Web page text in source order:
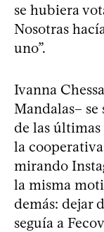
se hubiera
Nosotras
uno”.
Ivanna
Mandalas– se
de las
la
mirando
la misma
demás: dejar
seguía a